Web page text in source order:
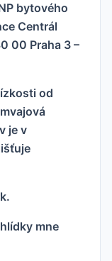
bytového
Centrál
00 Praha 3 –
od
je v
mne